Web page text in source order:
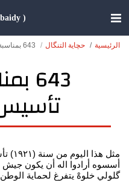
( Saad Alobaidy )
الرئيسية حچاية التنگال 643 بمناسبة يوم تأسيس الجيش
مثل
أسسوه أرادوا اله أن يكون
گلولي خلوهْ يتفرغ لحماية